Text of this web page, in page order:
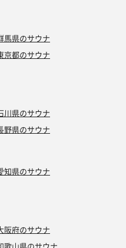
馬県のサウナ
京都のサウナ
川県のサウナ
野県のサウナ
知県のサウナ
阪府のサウナ